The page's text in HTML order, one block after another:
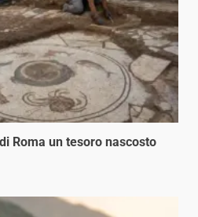
Roma un tesoro nascosto